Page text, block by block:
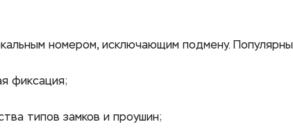
номером, исключающим подмену.
фиксация;
типов замков и проушин;